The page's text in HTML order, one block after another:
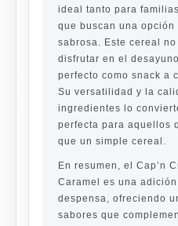
ideal tanto para
que buscan una
sabrosa. Este cereal
disfrutar en el
perfecto como snack a
Su versatilidad y la
ingredientes lo
perfecta para aquellos
que un simple cereal.
En resumen, el Cap’n
Caramel es una
despensa, ofreciendo
sabores que